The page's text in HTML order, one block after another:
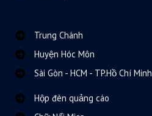
Trung Chánh
Huyện Hóc Môn
Sài Gòn - HCM - TP.Hồ Chí Minh
Hộp đèn quảng cáo